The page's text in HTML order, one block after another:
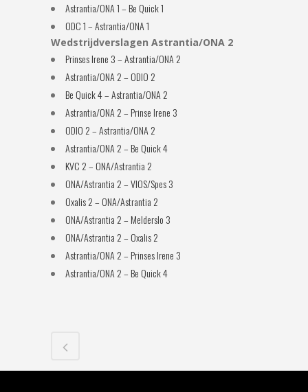
Astrantia/ONA 1 – Be Quick 1
ODC 1 – Astrantia/ONA 1
Wedstrijdverslagen Astrantia/ONA 2
Prinses Irene 3 – Astrantia/ONA 2
Astrantia/ONA 2 – ODIO 2
Be Quick 4 – Astrantia/ONA 2
Astrantia/ONA 2 – Prinse Irene 3
ODIO 2 – Astrantia/ONA 2
Astrantia/ONA 2 – Be Quick 4
KVC 2 – ONA/Astrantia 2
ONA/Astrantia 2 – VIOS/Spes 3
Oxalis 2 – ONA/Astrantia 2
ONA/Astrantia 2 – Melderslo 3
ONA/Astrantia 2 – Oxalis 2
Astrantia/ONA 2 – Prinses Irene 3
Astrantia/ONA 2 – Be Quick 4